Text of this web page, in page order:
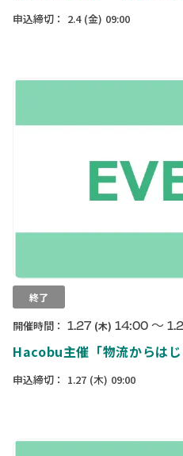
申込締切： 2.4 (金) 09:00
終了
開催時間： 1.27 (木) 14:00 〜
Hacobu主催「物流からはじ
申込締切： 1.27 (木) 09:00